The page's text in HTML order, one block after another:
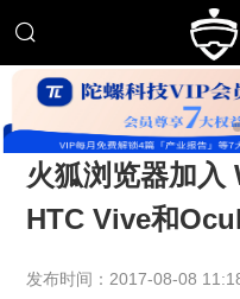
火狐浏览器加入
HTC Vive和
发布时间：2017-08-08